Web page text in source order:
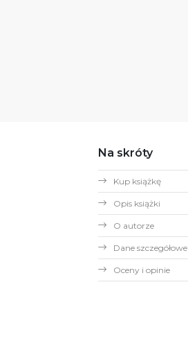
Na skróty
Kup książkę
Opis książki
O autorze
Dane szczegółowe
Oceny i opinie